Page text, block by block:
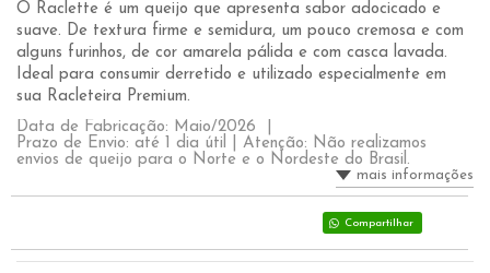
O Raclette é um queijo que apresenta sabor adocicado e
suave. De textura firme e semidura, um pouco cremosa e com
alguns furinhos, de cor amarela pálida e com casca lavada.
Ideal para consumir derretido e utilizado especialmente em
sua Racleteira Premium.
Data de Fabricação: Maio/2026 |
Prazo de Envio: até 1 dia útil | Atenção: Não realizamos
envios de queijo para o Norte e o Nordeste do Brasil.
mais informações
Compartilhar